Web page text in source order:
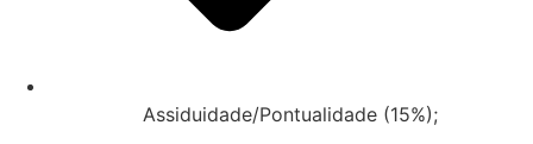
Assiduidade/Pontualidade (15%);